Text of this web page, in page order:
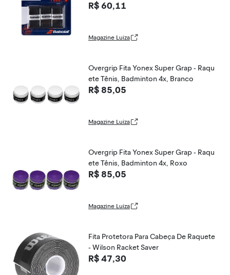
R$ 60,11
Magazine Luiza
Overgrip Fita Yonex Super Grap - Raqu
ete Tênis, Badminton 4x, Branco
R$ 85,05
Magazine Luiza
Overgrip Fita Yonex Super Grap - Raqu
ete Tênis, Badminton 4x, Roxo
R$ 85,05
Magazine Luiza
Fita Protetora Para Cabeça De Raquete
- Wilson Racket Saver
R$ 47,30